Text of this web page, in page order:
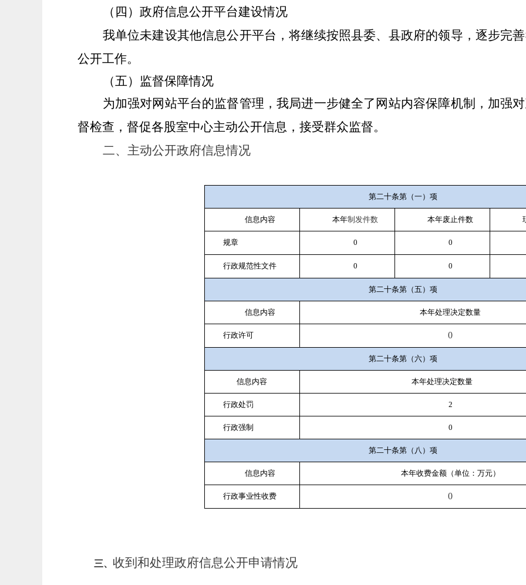
（四）政府信息公开平台建设情况
我单位未建设其他信息公开平台，将继续按照县委、县政府的领导，逐步完
公开工作。
（五）监督保障情况
为加强对网站平台的监督管理，我局进一步健全了网站内容保障机制，加强
督检查，督促各股室中心主动公开信息，接受群众监督。
二、 主动公开政府信息情况
第二十条第（一）项
信息内容 本年制发件数 本年废止件数
规章 0 0
行政规范性文件 0 0
第二十条第（五）项
信息内容 本年处理决定数量
行政许可 0
第二十条第（六）项
信息内容 本年处理决定数量
行政处罚 2
行政强制 0
第二十条第（八）项
信息内容 本年收费金额（单位：万元）
行政事业性收费 0
三、 收到和处理政府信息公开申请情况